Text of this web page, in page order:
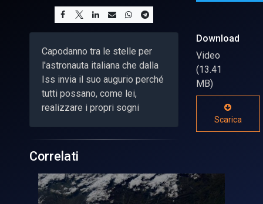
Capodanno tra le stelle per
l'astronauta italiana che dalla
Iss invia il suo augurio perché
tutti possano, come lei,
realizzare i propri sogni
Download
Video
(13.41
MB)
Scarica
Correlati